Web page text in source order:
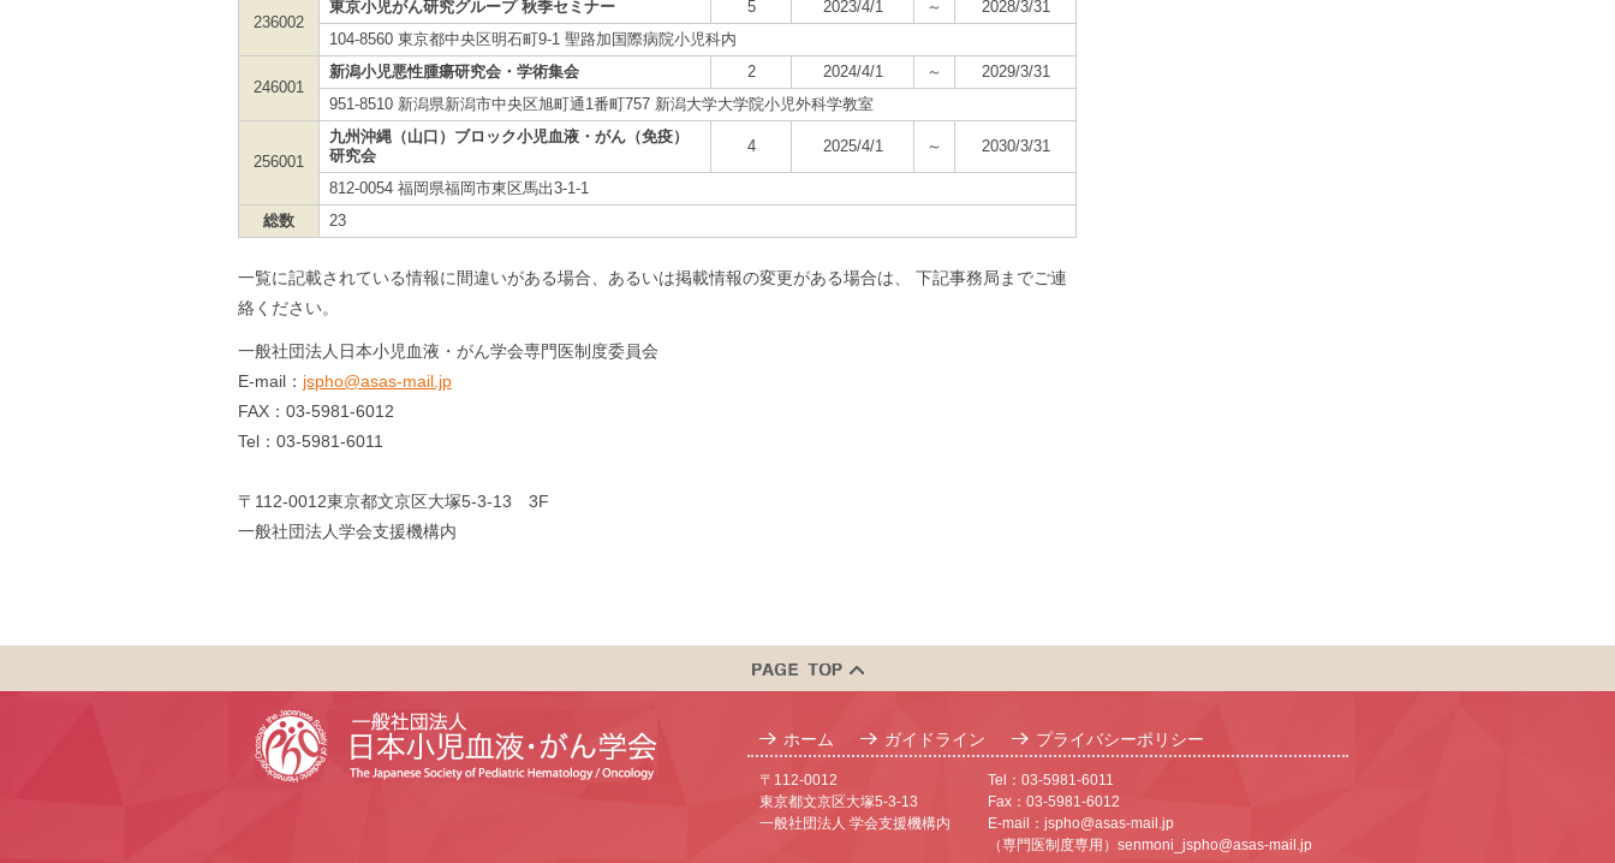
236002
東京小児がん研究グループ 秋季セミナー 5 2023/4/1 ～
2028/3/31
104-8560 東京都中央区明石町9-1 聖路加国際病院小児科内
246001
新潟小児悪性腫瘍研究会・学術集会 2 2024/4/1 ～
2029/3/31
951-8510 新潟県新潟市中央区旭町通1番町757 新潟大学大学院小児外科学教室
256001
九州沖縄（山口）ブロック小児血液・がん（免疫）
研究会
4 2025/4/1 ～ 2030/3/31
812-0054 福岡県福岡市東区馬出3-1-1
総数
23
一覧に記載されている情報に間違いがある場合、あるいは掲載情報の変更がある場合は、 下記事務局までご連
絡ください。
一般社団法人日本小児血液・がん学会専門医制度委員会
E-mail： jspho@asas-mail.jp
FAX：03-5981-6012
Tel：03-5981-6011
〒112-0012東京都文京区大塚5-3-13 3F
一般社団法人学会支援機構内
ホーム ガイドライン プライバシーポリシー
〒112-0012
東京都文京区大塚5-3-13
一般社団法人 学会支援機構内
Tel：03-5981-6011
Fax：03-5981-6012
E-mail： jspho@asas-mail.jp
（専門医制度専用） senmoni_jspho@asas-mail.jp